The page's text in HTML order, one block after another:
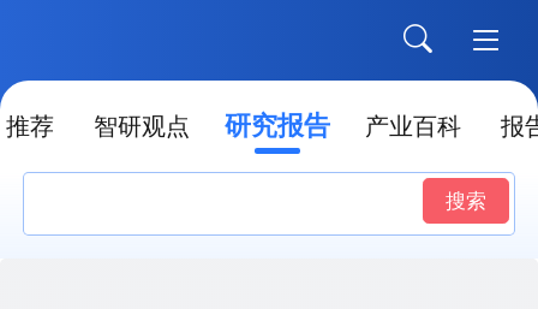
推荐 智研观点 研究报告 产业百科 报
搜索